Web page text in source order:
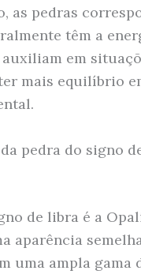
as pedras
têm a
em
mais equilíbrio
pedra do signo
de libra é a
aparência
uma ampla gama